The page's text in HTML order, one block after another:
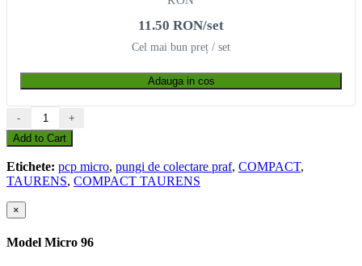
11.50 RON/set
Cel mai bun preț / set
Adauga in cos
-
+
Add to Cart
Etichete: pcp micro, pungi de colectare praf, COMPACT,
TAURENS, COMPACT TAURENS
×
Model Micro 96